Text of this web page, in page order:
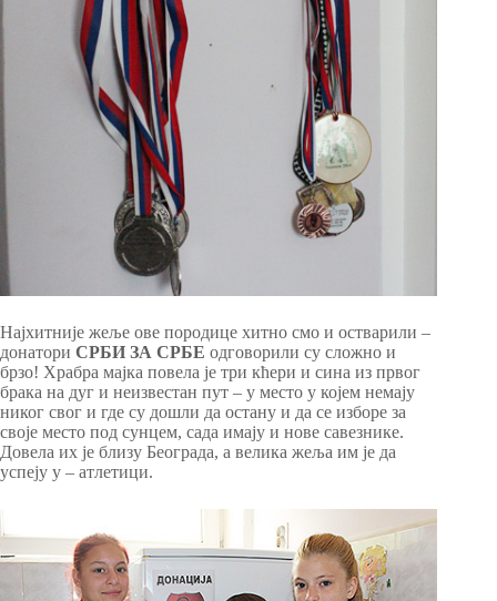
Најхитније жеље ове породице хитно смо и остварили –
донатори СРБИ ЗА СРБЕ одговорили су сложно и
брзо! Храбра мајка повела је три кћери и сина из првог
брака на дуг и неизвестан пут – у место у којем немају
никог свог и где су дошли да остану и да се изборе за
своје место под сунцем, сада имају и нове савезнике.
Довела их је близу Београда, а велика жеља им је да
успеју у – атлетици.